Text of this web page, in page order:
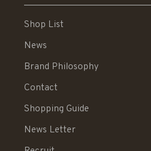
Shop List
News
Brand Philosophy
Contact
Shopping Guide
News Letter